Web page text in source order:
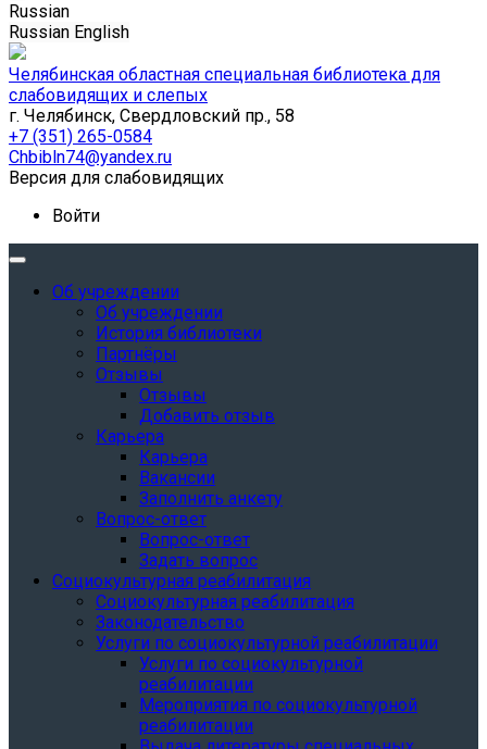
Russian
Russian English
Челябинская областная специальная библиотека для
слабовидящих и слепых
г. Челябинск, Свердловский пр., 58
+7 (351) 265-0584
Chbibln74@yandex.ru
Версия для слабовидящих
Войти
Об учреждении
Об учреждении
История библиотеки
Партнёры
Отзывы
Отзывы
Добавить отзыв
Карьера
Карьера
Вакансии
Заполнить анкету
Вопрос-ответ
Вопрос-ответ
Задать вопрос
Социокультурная реабилитация
Социокультурная реабилитация
Законодательство
Услуги по социокультурной реабилитации
Услуги по социокультурной
реабилитации
Мероприятия по социокультурной
реабилитации